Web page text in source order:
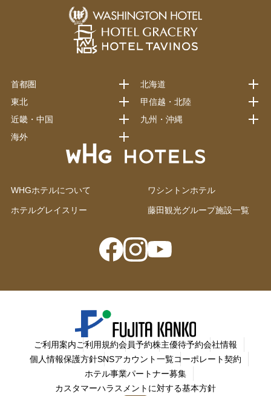
WHGホテルについて ワシントンホテル
ホテルグレイスリー 藤田観光グループ施設一覧
首都圏
北海道
東北
甲信越・北陸
近畿・中国
九州・沖縄
海外
ご利用案内ご利用規約会員予約株主優待予約会社情報
個人情報保護方針SNSアカウント一覧コーポレート契約
ホテル事業パートナー募集
カスタマーハラスメントに対する基本方針